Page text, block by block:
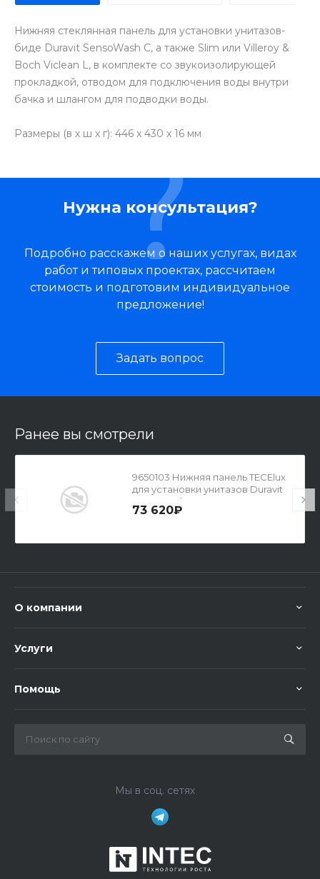
Нижняя стеклянная панель для установки унитазов-
биде Duravit SensoWash C, а также Slim или Villeroy &
Boch Viclean L, в комплекте со звукоизолирующей
прокладкой, отводом для подключения воды внутри
бачка и шлангом для подводки воды.
Размеры (в x ш x г): 446 x 430 x 16 мм
Нужна консультация?
Подробно расскажем о наших услугах, видах
работ и типовых проектах, рассчитаем
стоимость и подготовим индивидуальное
предложение!
Задать вопрос
Ранее вы смотрели
9650103 Нижняя панель TECElux
для установки унитазов Duravit
SensoWash C
73 620₽
О компании
Услуги
Помощь
Мы в соц. сетях